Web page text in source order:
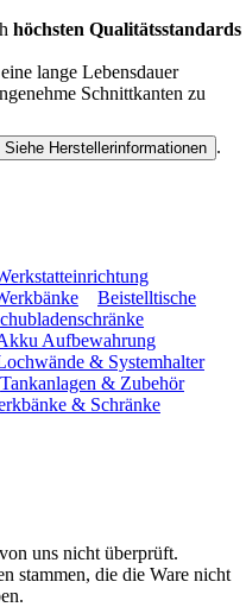
höchsten Qualitätsstandards
lange Lebensdauer
Schnittkanten zu
Siehe Herstellerinformationen .
Beistelltische
Aufbewahrung
& Systemhalter
Tankanlagen & Zubehör
& Schränke
uns nicht überprüft.
stammen, die die Ware nicht